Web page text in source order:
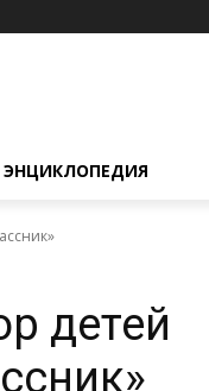
ЭНЦИКЛОПЕДИЯ
детей